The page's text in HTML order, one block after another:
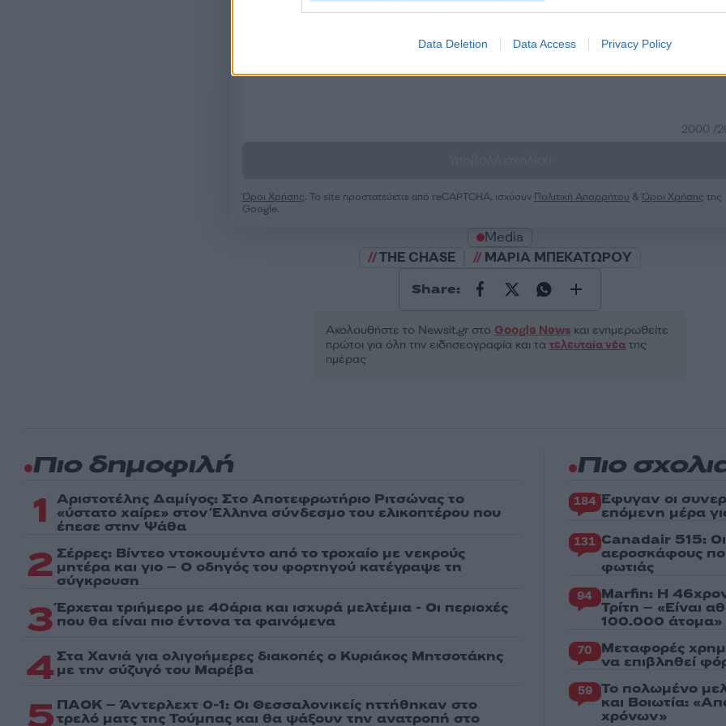
Data Deletion Data Access Privacy Policy
2000 /
Όροι Χρήσης. Το site προστατεύεται από reCAPTCHA, ισχύουν Πολιτική Απορρήτου &Όροι Χρήσης της
Google.
Media
THE CHASE
ΜΑΡΙΑ ΜΠΕΚΑΤΩΡΟΥ
Share:
Ακολουθήστε το Νewsit.gr στο Google Newsκαι ενημερωθείτε
πρώτοι για όλη την ειδησεογραφία και τα τελευταία νέατης
ημέρας
Πιο δημοφιλή
1 Αριστοτέλης Δαμίγος: Στο Αποτεφρωτήριο Ριτσώνας το
«ύστατο χαίρε» στον Έλληνα σύνδεσμο του ελικοπτέρου που
έπεσε στην Ψάθα
2 Σέρρες: Βίντεο ντοκουμέντο από το τροχαίο με νεκρούς
μητέρα και γιο – Ο οδηγός του φορτηγού κατέγραψε τη
σύγκρουση
3 Έρχεται τριήμερο με 40άρια και ισχυρά μελτέμια - Οι περιοχές
που θα είναι πιο έντονα τα φαινόμενα
4 Στα Χανιά για ολιγοήμερες διακοπές ο Κυριάκος Μητσοτάκης
με την σύζυγό του Μαρέβα
5 ΠΑΟΚ – Άντερλεχτ 0-1: Οι Θεσσαλονικείς ηττήθηκαν στο
τρελό ματς της Τούμπας και θα ψάξουν την ανατροπή στο
Πιο
184 Έφυγαν οι
επόμενη μέρα
131 Canadair 515:
αεροσκάφους
φωτιάς
94 Marfin: Η
Τρίτη – «Είναι
100.000 άτομα»
70 Μεταφορές
να επιβληθεί
59 Το πολωμένο
και Βοιωτία:
χρόνων»